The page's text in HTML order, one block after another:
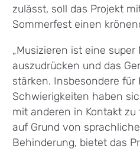
zulässt, soll das Projekt
Sommerfest einen
„Musizieren ist eine
auszudrücken und das
stärken. Insbesondere für
Schwierigkeiten haben
mit anderen in Kontakt zu
auf Grund von
Behinderung, bietet das